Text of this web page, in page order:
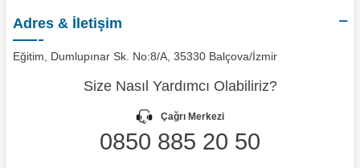
Adres & İletişim
Eğitim, Dumlupınar Sk. No:8/A, 35330 Balçova/İzmir
Size Nasıl Yardımcı Olabiliriz?
Çağrı Merkezi
0850 885 20 50